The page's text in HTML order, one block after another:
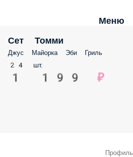
Меню
Сет Томми
Джус Майорка Эби Гриль
24 шт.
1 199 ₽
Профиль